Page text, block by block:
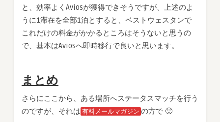
と、効率よくAviosが獲得できそうですが、上述のよ
うに1滞在を全部1泊とすると、ベストウェスタンで
これだけの料金がかかるところはそうないと思うの
で、基本はAviosへ即時移行で良いと思います。
まとめ
さらにここから、ある場所へステータスマッチを行う
のですが、それは 有料メールマガジン の方で 🙂